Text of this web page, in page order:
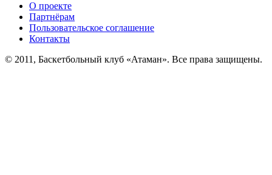
О проекте
Партнёрам
Пользовательское соглашение
Контакты
© 2011, Баскетбольный клуб «Атаман». Все права защищены.